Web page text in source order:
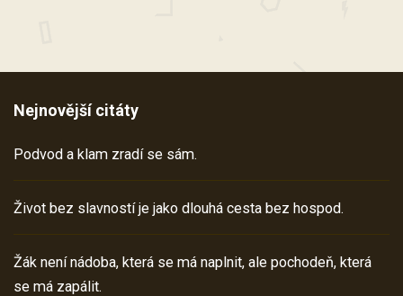
Nejnovější citáty
Podvod a klam zradí se sám.
Život bez slavností je jako dlouhá cesta bez hospod.
Žák není nádoba, která se má naplnit, ale pochodeň, která
se má zapálit.